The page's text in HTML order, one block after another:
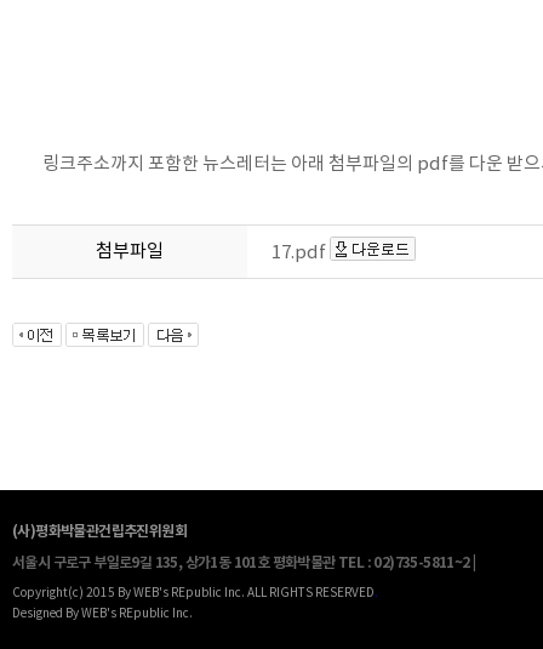
링크주소까지 포함한 뉴스레터는 아래 첨부파일의 pdf를 다운 받
첨부파일 17.pdf
(사)평화박물관건립추진위원회
서울시 구로구 부일로9길 135, 상가1동 101호 평화박물관 TEL : 02)735-5811~2 |
Copyright(c) 2015 By WEB's REpublic Inc. ALL RIGHTS RESERVED.
Designed By WEB's REpublic Inc.